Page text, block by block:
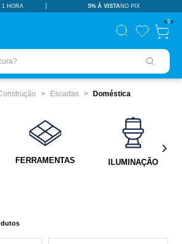
1 HORA 5% À VISTANO PIX
0
Escadas Doméstica
FERRAMENTAS ILUMINAÇÃO